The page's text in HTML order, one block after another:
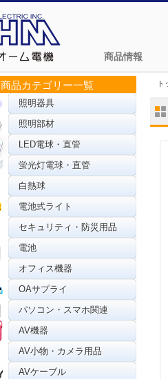
商品情報
商品カテゴリー一覧
照明器具
照明部材
LED電球・直管
蛍光灯電球・直管
白熱球
電池式ライト
セキュリティ・防災用品
電池
オフィス機器
OAサプライ
パソコン・スマホ関連
AV機器
AV小物・カメラ用品
AVケーブル
ト